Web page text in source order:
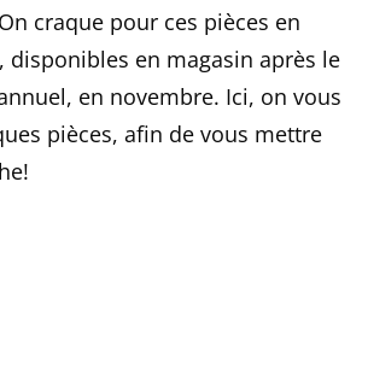
craque pour ces pièces en
en magasin après le
en novembre. Ici, on vous
pièces, afin de vous mettre